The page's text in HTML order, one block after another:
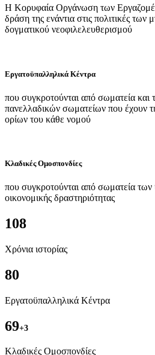
Η Κορυφαία Οργάνωση των
δράση της ενάντια στις πολιτικές των
δογματικού νεοφιλελευθερισμού
Εργατοϋπαλληλικά Κέντρα
που συγκροτούνται από σωματεία και
πανελλαδικών σωματείων που έχουν
ορίων του κάθε νομού
Κλαδικές Ομοσπονδίες
που συγκροτούνται από σωματεία
οικονομικής δραστηριότητας
108
Χρόνια ιστορίας
80
Εργατοϋπαλληλικά Κέντρα
69+3
Kλαδικές Ομοσπονδίες